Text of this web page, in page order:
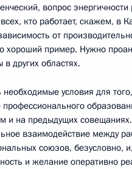
2011 года, 08:30 Московская
2011 года, понедельник
Медведев встретился
– НАТО
2011 года, 17:00 Сочи
вопрос
кто работает, скажем, в
от
хороший пример. Нужно
других областях.
условия для
и на предыдущих
взаимодействие между
союзов, безусловно,
и желание оперативно